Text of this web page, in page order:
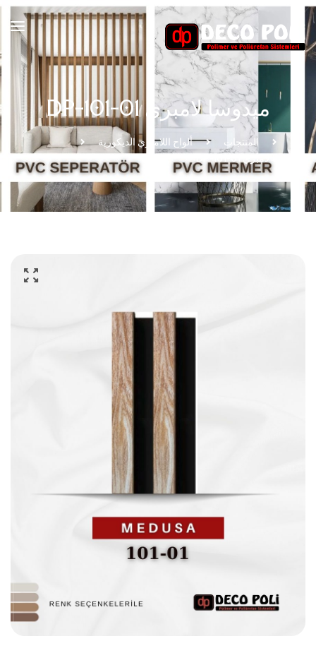
ميدوسا لامبري DP-101-01
المنتجات
ألواح اللامبري الديكورية
ميدوسا لامبري DP-101-01